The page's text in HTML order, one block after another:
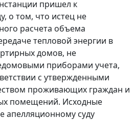
пришел к
о том, что истец не
расчета объема
тепловой энергии в
домов, не
приборами учета,
с утвержденными
проживающих граждан и
помещений. Исходные
суду